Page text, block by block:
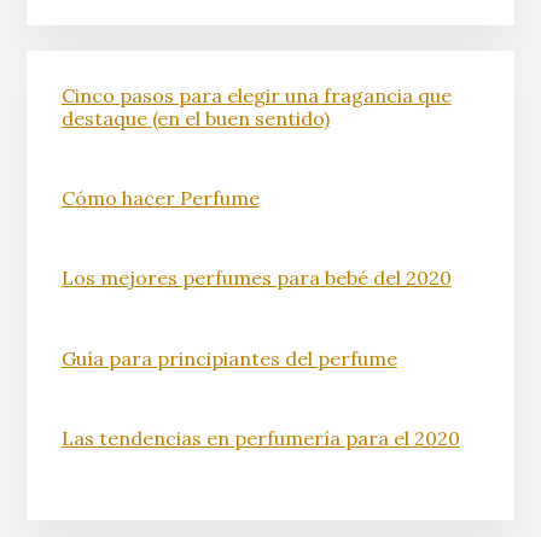
Cinco pasos para elegir una fragancia que
destaque (en el buen sentido)
Cómo hacer Perfume
Los mejores perfumes para bebé del 2020
Guía para principiantes del perfume
Las tendencias en perfumería para el 2020